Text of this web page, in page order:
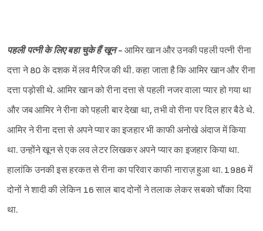
पहली पत्नी के लिए बहा चुके हैं खून - आमिर खान और उनकी पहली पत्नी रीना
दत्ता ने 80 के दशक में लव मैरिज की थी. कहा जाता है कि आमिर खान और रीना
दत्ता पड़ोसी थे. आमिर खान को रीना दत्ता से पहली नजर वाला प्यार हो गया था
और जब आमिर ने रीना को पहली बार देखा था, तभी वो रीना पर दिल हार बैठे थे.
आमिर ने रीना दत्ता से अपने प्यार का इजहार भी काफी अनोखे अंदाज में किया
था. उन्होंने खून से एक लव लेटर लिखकर अपने प्यार का इजहार किया था.
हालांकि उनकी इस हरकत से रीना का परिवार काफी नाराज़ हुआ था. 1986 में
दोनों ने शादी की लेकिन 16 साल बाद दोनों ने तलाक लेकर सबको चौंका दिया
था.